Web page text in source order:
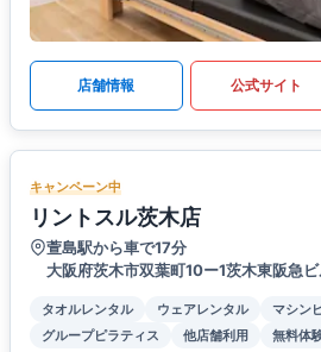
店舗情報 公式サイト
キャンペーン中
リントスル茨木店
萱島駅から車で17分
大阪府茨木市双葉町10ー1茨木東阪急ビ
タオルレンタル ウェアレンタル
マシン
グループピラティス
他店舗利用 無料体